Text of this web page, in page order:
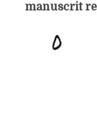
manuscrit